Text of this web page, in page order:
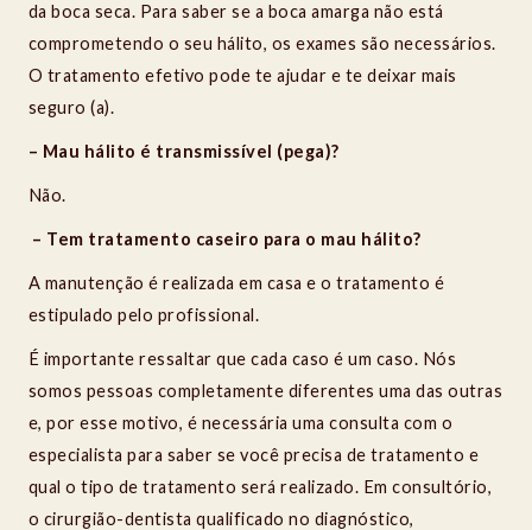
da boca seca. Para saber se a boca amarga não está
comprometendo o seu hálito, os exames são necessários.
O tratamento efetivo pode te ajudar e te deixar mais
seguro (a).
– Mau hálito é transmissível (pega)?
Não.
– Tem tratamento caseiro para o mau hálito?
A manutenção é realizada em casa e o tratamento é
estipulado pelo profissional.
É importante ressaltar que cada caso é um caso. Nós
somos pessoas completamente diferentes uma das outras
e, por esse motivo, é necessária uma consulta com o
especialista para saber se você precisa de tratamento e
qual o tipo de tratamento será realizado. Em consultório,
o cirurgião-dentista qualificado no diagnóstico,